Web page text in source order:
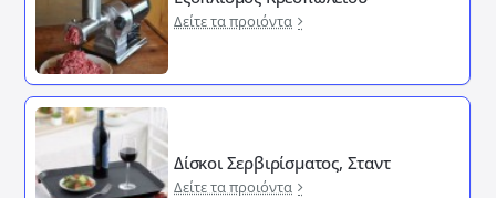
Δείτε τα προιόντα
Δίσκοι Σερβιρίσματος, Σταντ
Δείτε τα προιόντα